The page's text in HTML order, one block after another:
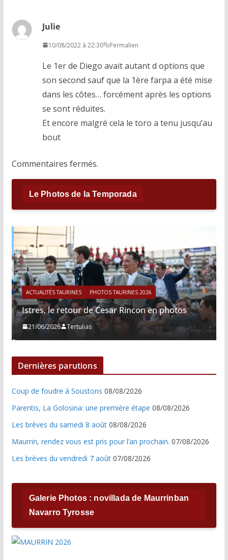
Julie
10/08/2022 à 22:30 Permalien
Le 1er de Diego avait autant d options que
son second sauf que la 1ère farpa a été mise
dans les côtes… forcément après les options
se sont réduites.
Et encore malgré cela le toro a tenu jusqu’au
bout
Commentaires fermés.
Le Photos de la Temporada
ACTUALITÉS TAURINES PHOTOS TAURINES 2026
Istres, le retour de Cesar Rincon en photos
21/06/2026 Tertulias
Dernières parutions
Coup de foudre à Soustons 08/08/2026
Parentis, La Golosina: une première étape 08/08/2026
Les brèves du samedi 8 août 08/08/2026
Maurrin, rendez vous est pris pour l’an prochain. 07/08/2026
Les brèves du vendredi 7 août 07/08/2026
Galerie Photos : novillada de Maurrinban
Navarro Tyrosse